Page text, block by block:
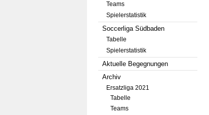
Teams
Spielerstatistik
Soccerliga Südbaden
Tabelle
Spielerstatistik
Aktuelle Begegnungen
Archiv
Ersatzliga 2021
Tabelle
Teams